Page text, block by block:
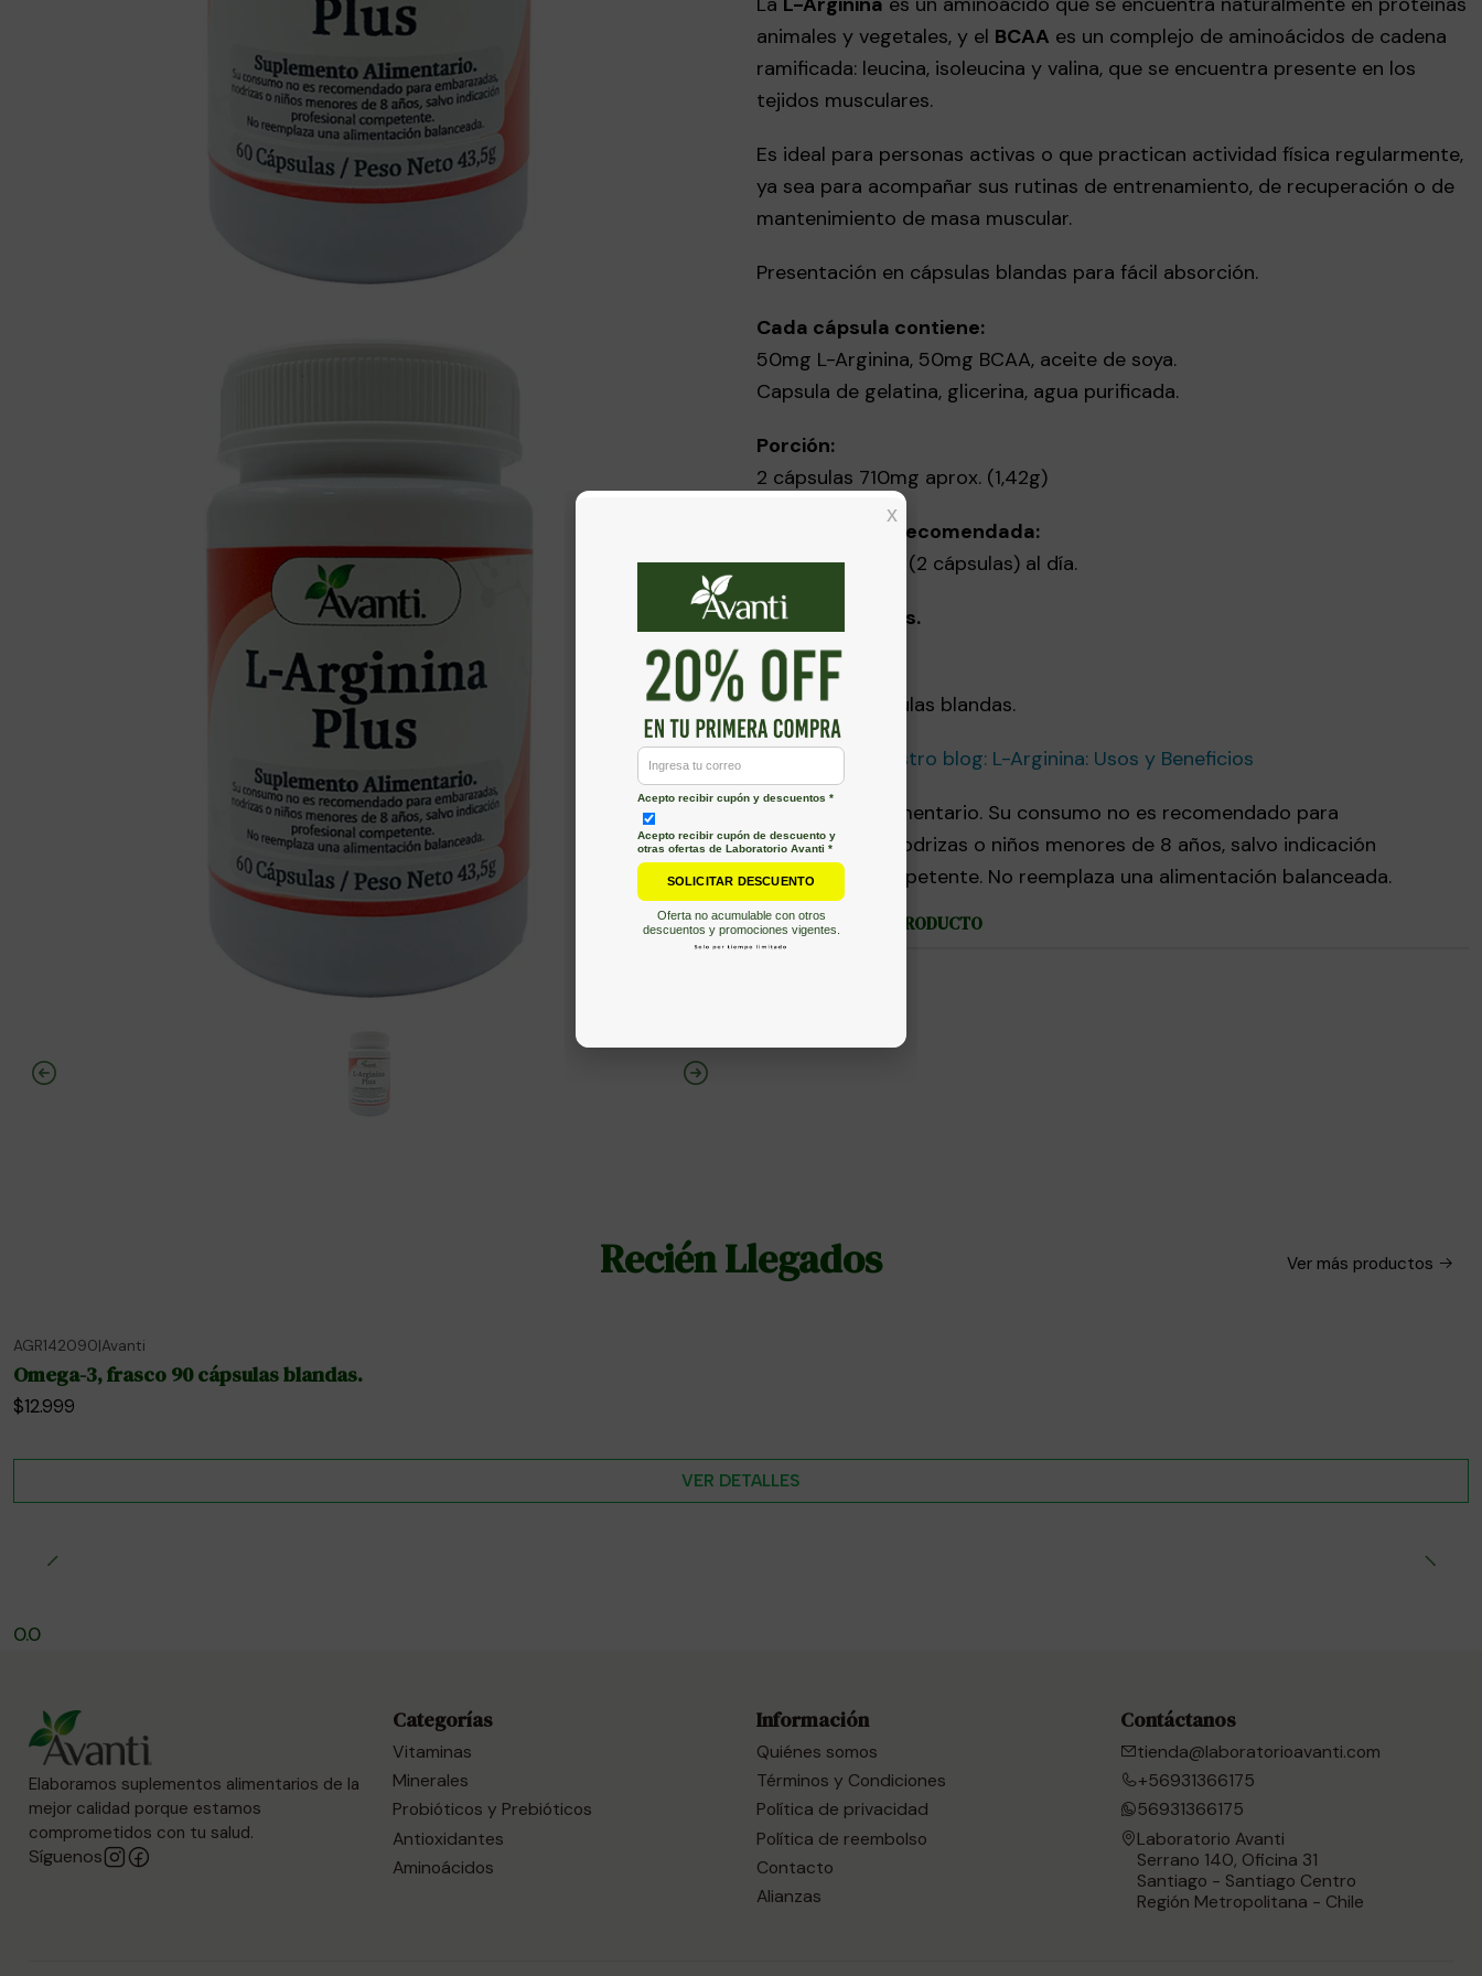
animales y vegetales, y el BCAA es un complejo de aminoácidos de cadena
ramificada: leucina, isoleucina y valina, que se encuentra presente en los
tejidos musculares.
Es ideal para personas activas o que practican actividad física regularmente,
ya sea para acompañar sus rutinas de entrenamiento, de recuperación o de
mantenimiento de masa muscular.
Presentación en cápsulas blandas para fácil absorción.
Cada cápsula contiene:
50mg L-Arginina, 50mg BCAA, aceite de soya.
Capsula de gelatina, glicerina, agua purificada.
Porción:
2 cápsulas 710mg aprox. (1,42g)
Ingesta Diaria Recomendada:
Tomar 1 porción (2 cápsulas) al día.
Libre de aditivos.
Presentación:
Frasco 60 cápsulas blandas.
Lee más en nuestro blog: L-Arginina: Usos y Beneficios
Suplemento Alimentario. Su consumo no es recomendado para
embarazadas, nodrizas o niños menores de 8 años, salvo indicación
profesional competente. No reemplaza una alimentación balanceada.
COMPARTIR ESTE PRODUCTO
Recién Llegados Ver más productos
AGR142090|Avanti
Omega-3, frasco 90 cápsulas blandas.
$12.999
VER DETALLES
0.0
Elaboramos suplementos alimentarios de la
mejor calidad porque estamos
comprometidos con tu salud.
Síguenos
Categorías
Vitaminas
Minerales
Probióticos y Prebióticos
Antioxidantes
Aminoácidos
Información
Quiénes somos
Términos y Condiciones
Política de privacidad
Política de reembolso
Contacto
Alianzas
Contáctanos
tienda@laboratorioavanti.com
+56931366175
56931366175
Laboratorio Avanti
Serrano 140, Oficina 31
Santiago - Santiago Centro
Región Metropolitana - Chile